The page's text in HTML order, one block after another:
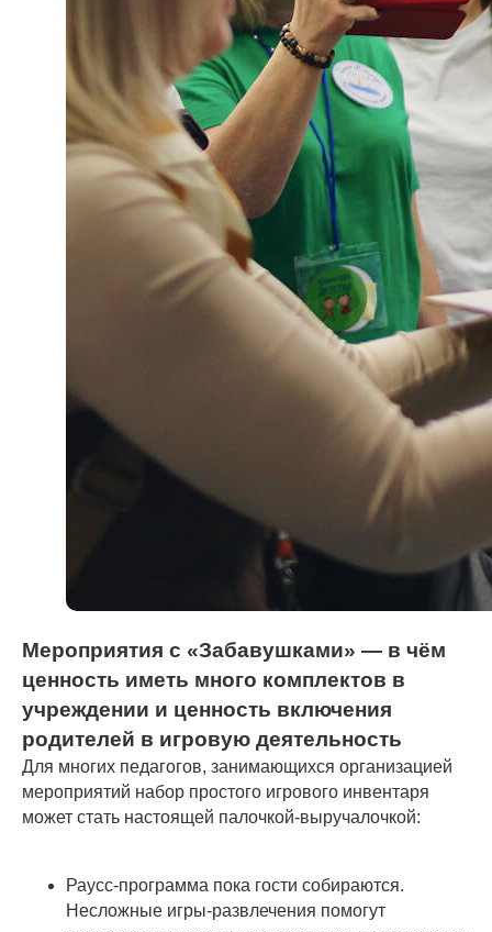
Мероприятия с «Забавушками» — в чём
ценность иметь много комплектов в
учреждении и ценность включения
родителей в игровую деятельность
Для многих педагогов, занимающихся организацией
мероприятий набор простого игрового инвентаря
может стать настоящей палочкой-выручалочкой:
Раусс-программа пока гости собираются.
Несложные игры-развлечения помогут